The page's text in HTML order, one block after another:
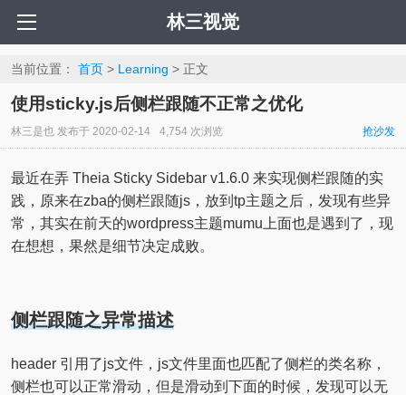
林三视觉
当前位置： 首页> Learning > 正文
使用sticky.js后侧栏跟随不正常之优化
林三是也发布于 2020-02-14 4,754 次浏览 抢沙发
最近在弄 Theia Sticky Sidebar v1.6.0 来实现侧栏跟随的实
践，原来在zba的侧栏跟随js，放到tp主题之后，发现有些异
常，其实在前天的wordpress主题mumu上面也是遇到了，现
在想想，果然是细节决定成败。
侧栏跟随之异常描述
header 引用了js文件，js文件里面也匹配了侧栏的类名称，
侧栏也可以正常滑动，但是滑动到下面的时候，发现可以无